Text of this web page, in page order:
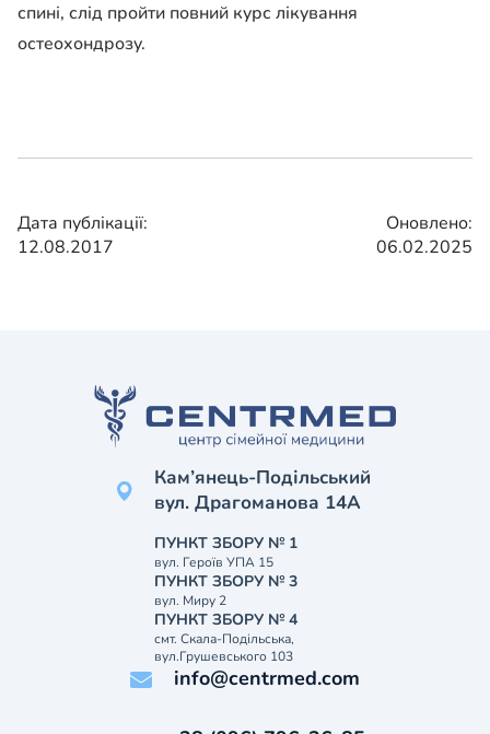
спині, слід пройти повний курс лікування
остеохондрозу.
Дата публікації:
12.08.2017
Оновлено:
06.02.2025
Кам’янець-Подільський
вул. Драгоманова 14А
ПУНКТ ЗБОРУ № 1
вул. Героїв УПА 15
ПУНКТ ЗБОРУ № 3
вул. Миру 2
ПУНКТ ЗБОРУ № 4
смт. Скала-Подільська,
вул.Грушевського 103
info@centrmed.com